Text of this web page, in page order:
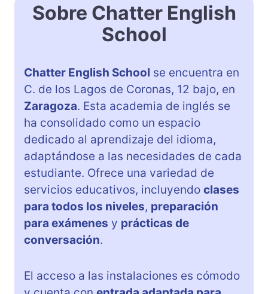
Sobre Chatter English
School
Chatter English School se encuentra en
C. de los Lagos de Coronas, 12 bajo, en
Zaragoza. Esta academia de inglés se
ha consolidado como un espacio
dedicado al aprendizaje del idioma,
adaptándose a las necesidades de cada
estudiante. Ofrece una variedad de
servicios educativos, incluyendo clases
para todos los niveles, preparación
para exámenes y prácticas de
conversación.
El acceso a las instalaciones es cómodo